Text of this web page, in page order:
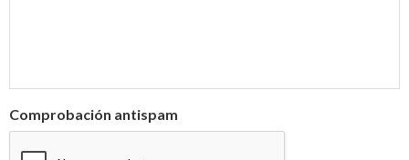
Comprobación antispam